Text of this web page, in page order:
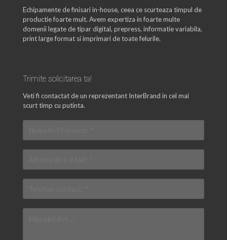
Echipamente de finisari in-house, ceea ce scurteaza timpul de
productie foarte mult. Avem expertiza in foarte multe
domenii legate de tipar digital, prepress, informatie variabila,
print large format si imprimari de toate felurile.
Trimite solicitarea ta!
Veti fi contactat de un reprezentant InterBrand in cel mai
scurt timp cu putinta.